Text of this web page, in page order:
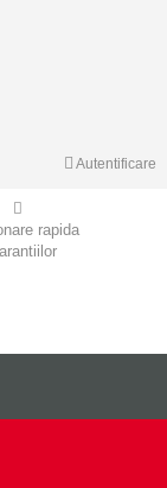
Autentificare
rapida